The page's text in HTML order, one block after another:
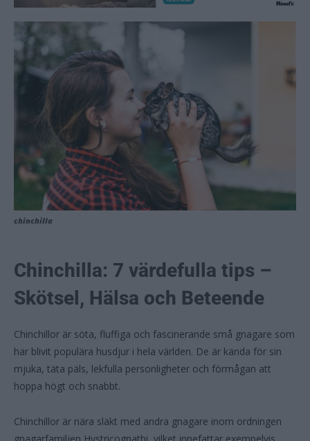
chinchilla
Chinchilla: 7 värdefulla tips –
Skötsel, Hälsa och Beteende
Chinchillor är söta, fluffiga och fascinerande små gnagare som
har blivit populära husdjur i hela världen. De är kända för sin
mjuka, täta päls, lekfulla personligheter och förmågan att
hoppa högt och snabbt.
Chinchillor är nära släkt med andra gnagare inom ordningen